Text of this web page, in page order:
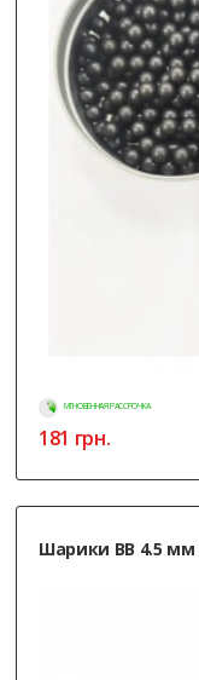
МГНОВЕННАЯ РАССРОЧКА
181 грн.
Шарики ВВ 4.5 мм